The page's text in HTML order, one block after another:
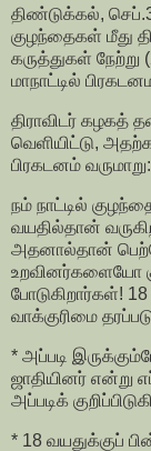
திண்டுக்கல்,
குழந்தைகள் மீது
கருத்துகள் நேற்று
மாநாட்டில்
திராவிடர் கழகத்
வெளியிட்டு,
பிரகடனம் வருமாறு:
நம் நாட்டில்
வயதில்தான்
அதனால்தான்
உறவினர்களையோ
போடுகிறார்கள்!
வாக்குரிமை
* அப்படி
ஜாதியினர் என்று
அப்படிக்
* 18 வயதுக்குப்